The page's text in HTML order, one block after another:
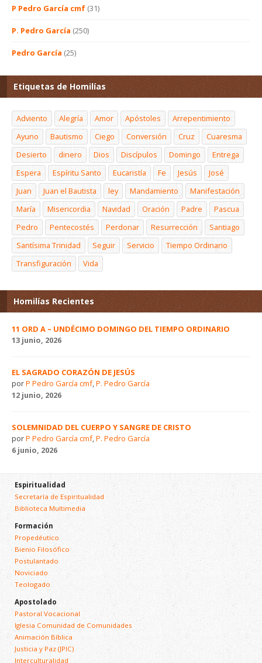
P Pedro García cmf (31)
P. Pedro García (250)
Pedro García (25)
Etiquetas de Homilías
Adviento Alegría Amor Apóstoles
Arrepentimiento
Ayuno
Bautismo Ciego Conversión Cruz
Cuaresma
Desierto
dinero Dios Discípulos Domingo
Entrega
Espera
Espíritu Santo Eucaristía Fe Jesús
José
Juan
Juan el Bautista ley Mandamiento
Manifestación
María
Misericordia Navidad Oración Padre
Pascua
Pedro
Pentecostés Perdonar Resurrección
Santiago
Santísima Trinidad
Seguir Servicio
Tiempo Ordinario
Transfiguración
Vida
Homilías Recientes
11 ORD A – UNDÉCIMO DOMINGO DEL TIEMPO ORDINARIO
13 junio, 2026
EL SAGRADO CORAZÓN DE JESÚS
porP Pedro García cmf,P. Pedro García
12 junio, 2026
SOLEMNIDAD DEL CUERPO Y SANGRE DE CRISTO
porP Pedro García cmf,P. Pedro García
6 junio, 2026
Espiritualidad
Secretaría de Espiritualidad
Biblioteca Multimedia
Formación
Propedéutico
Bienio Filosófico
Postulantado
Noviciado
Teologado
Apostolado
Pastoral Vocacional
Iglesia Comunidad de Comunidades
Animación Bíblica
Justicia y Paz (JPIC)
Interculturalidad